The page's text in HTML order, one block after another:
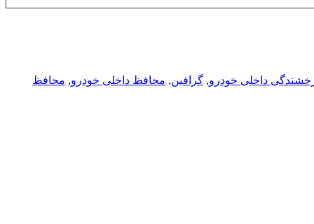
داخلی خودرو, گرافین, محافظ داخلی خودرو, محافظ